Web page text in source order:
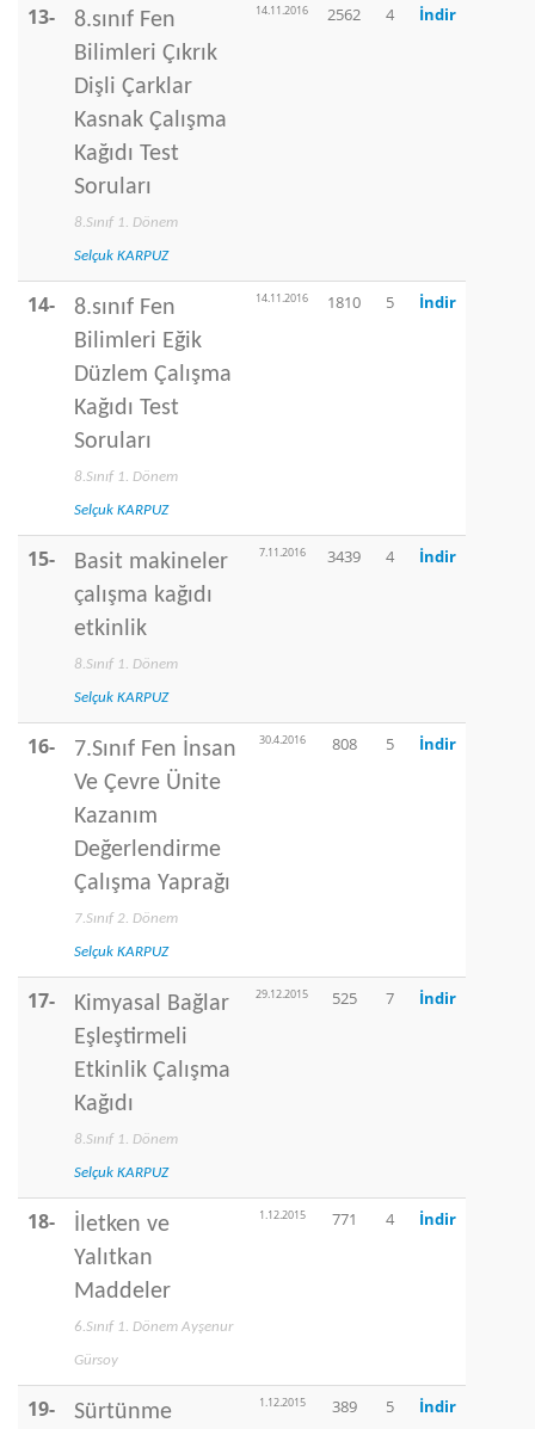
13-
8.sınıf Fen
Bilimleri Çıkrık
Dişli Çarklar
Kasnak Çalışma
Kağıdı Test
Soruları
8.Sınıf 1. Dönem
Selçuk KARPUZ
14.11.2016 2562 4 İndir
14-
8.sınıf Fen
Bilimleri Eğik
Düzlem Çalışma
Kağıdı Test
Soruları
8.Sınıf 1. Dönem
Selçuk KARPUZ
14.11.2016 1810 5 İndir
15-
Basit makineler
çalışma kağıdı
etkinlik
8.Sınıf 1. Dönem
Selçuk KARPUZ
7.11.2016 3439 4 İndir
16-
7.Sınıf Fen İnsan
Ve Çevre Ünite
Kazanım
Değerlendirme
Çalışma Yaprağı
7.Sınıf 2. Dönem
Selçuk KARPUZ
30.4.2016 808 5 İndir
17-
Kimyasal Bağlar
Eşleştirmeli
Etkinlik Çalışma
Kağıdı
8.Sınıf 1. Dönem
Selçuk KARPUZ
29.12.2015 525 7 İndir
18-
İletken ve
Yalıtkan
Maddeler
6.Sınıf 1. Dönem Ayşenur
Gürsoy
1.12.2015 771 4 İndir
19- Sürtünme 1.12.2015 389 5 İndir